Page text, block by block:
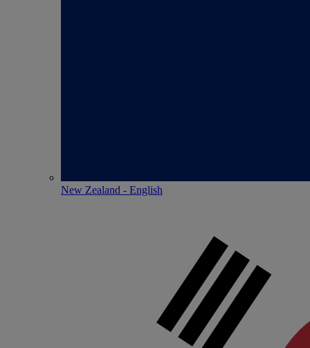
New Zealand - English